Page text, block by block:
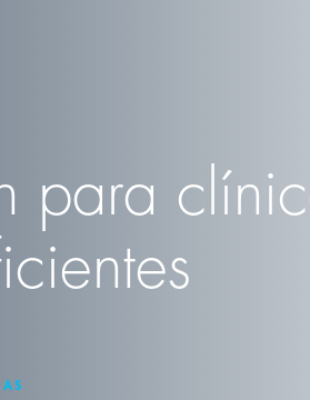
para